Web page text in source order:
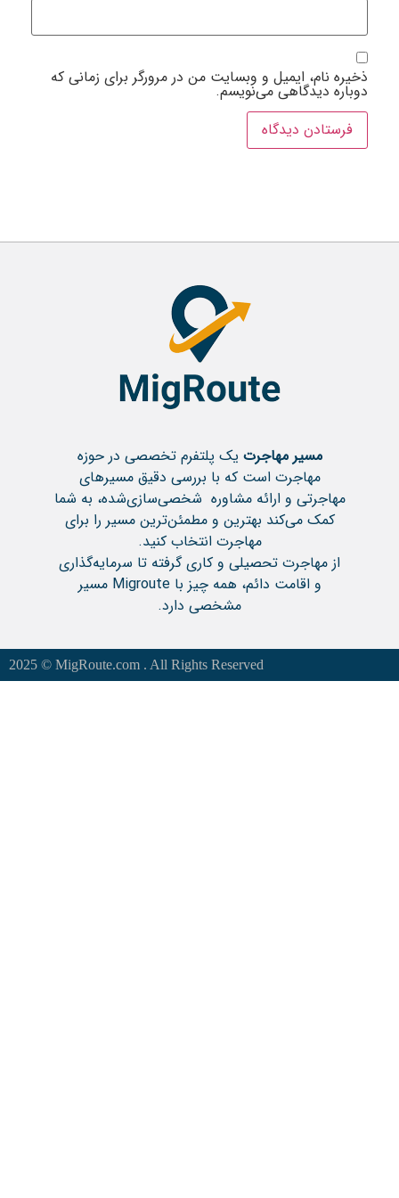
نام، ایمیل و وبسایت من در مرورگر برای زمانی که
دیدگاهی می‌نویسم.
مسیر مهاجرتیک پلتفرم تخصصی در حوزه
مهاجرت است که با بررسی دقیق مسیرهای
مهاجرتی و ارائه مشاوره شخصی‌سازی‌شده، به شما
کمک می‌کند بهترین و مطمئن‌ترین مسیر را برای
مهاجرت انتخاب کنید.
از مهاجرت تحصیلی و کاری گرفته تا سرمایه‌گذاری
و اقامت دائم، همه چیز با Migroute مسیر
مشخصی دارد.
2025 © MigRoute.com . All Rights Reserved